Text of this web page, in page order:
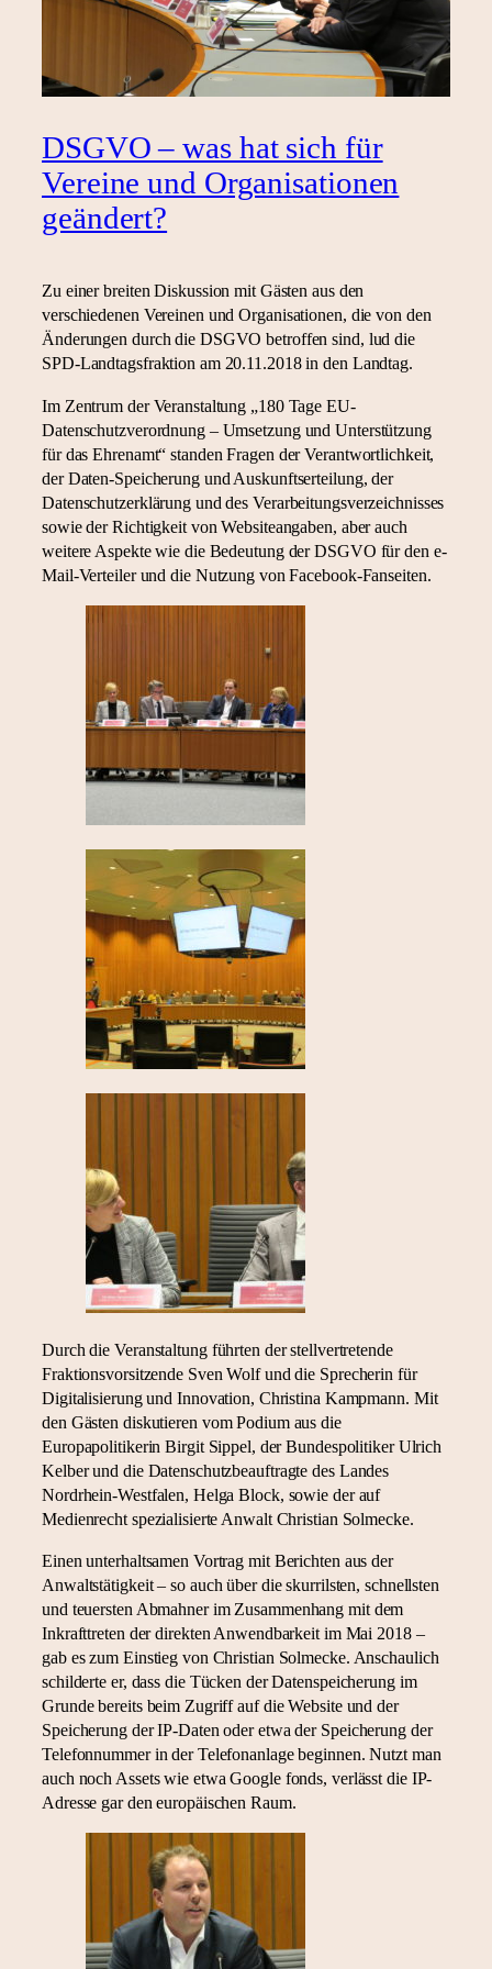
DSGVO – was hat sich für
Vereine und Organisationen
geändert?
Zu einer breiten Diskussion mit Gästen aus den
verschiedenen Vereinen und Organisationen, die von den
Änderungen durch die DSGVO betroffen sind, lud die
SPD-Landtagsfraktion am 20.11.2018 in den Landtag.
Im Zentrum der Veranstaltung „180 Tage EU-
Datenschutzverordnung – Umsetzung und Unterstützung
für das Ehrenamt“ standen Fragen der Verantwortlichkeit,
der Daten-Speicherung und Auskunftserteilung, der
Datenschutzerklärung und des Verarbeitungsverzeichnisses
sowie der Richtigkeit von Websiteangaben, aber auch
weitere Aspekte wie die Bedeutung der DSGVO für den e-
Mail-Verteiler und die Nutzung von Facebook-Fanseiten.
Durch die Veranstaltung führten der stellvertretende
Fraktionsvorsitzende Sven Wolf und die Sprecherin für
Digitalisierung und Innovation, Christina Kampmann. Mit
den Gästen diskutieren vom Podium aus die
Europapolitikerin Birgit Sippel, der Bundespolitiker Ulrich
Kelber und die Datenschutzbeauftragte des Landes
Nordrhein-Westfalen, Helga Block, sowie der auf
Medienrecht spezialisierte Anwalt Christian Solmecke.
Einen unterhaltsamen Vortrag mit Berichten aus der
Anwaltstätigkeit – so auch über die skurrilsten, schnellsten
und teuersten Abmahner im Zusammenhang mit dem
Inkrafttreten der direkten Anwendbarkeit im Mai 2018 –
gab es zum Einstieg von Christian Solmecke. Anschaulich
schilderte er, dass die Tücken der Datenspeicherung im
Grunde bereits beim Zugriff auf die Website und der
Speicherung der IP-Daten oder etwa der Speicherung der
Telefonnummer in der Telefonanlage beginnen. Nutzt man
auch noch Assets wie etwa Google fonds, verlässt die IP-
Adresse gar den europäischen Raum.